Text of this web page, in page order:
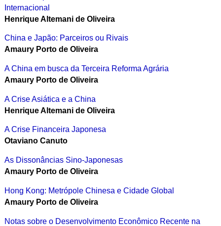
Internacional
Henrique Altemani de Oliveira
China e Japão: Parceiros ou Rivais
Amaury Porto de Oliveira
A China em busca da Terceira Reforma Agrária
Amaury Porto de Oliveira
A Crise Asiática e a China
Henrique Altemani de Oliveira
A Crise Financeira Japonesa
Otaviano Canuto
As Dissonâncias Sino-Japonesas
Amaury Porto de Oliveira
Hong Kong: Metrópole Chinesa e Cidade Global
Amaury Porto de Oliveira
Notas sobre o Desenvolvimento Econômico Recente na